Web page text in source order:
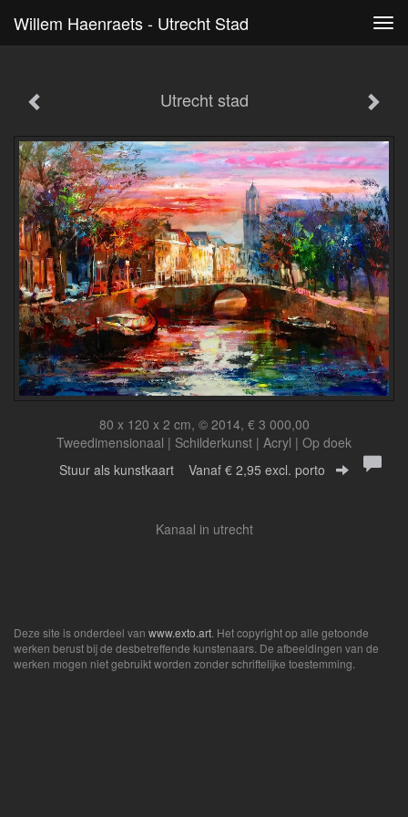
Willem Haenraets - Utrecht Stad
Utrecht stad
80 x 120 x 2 cm, © 2014, € 3 000,00
Tweedimensionaal | Schilderkunst | Acryl | Op doek
Stuur als kunstkaart Vanaf € 2,95 excl. porto
Kanaal in utrecht
Deze site is onderdeel van www.exto.art . Het copyright op alle getoonde
werken berust bij de desbetreffende kunstenaars. De afbeeldingen van de
werken mogen niet gebruikt worden zonder schriftelijke toestemming.